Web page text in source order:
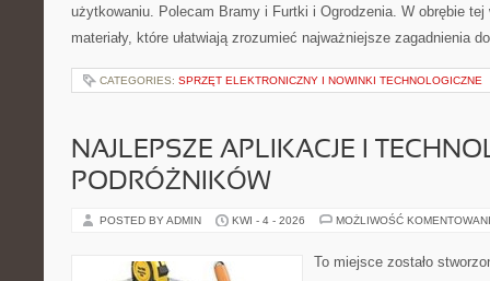
użytkowaniu. Polecam Bramy i Furtki i Ogrodzenia. W obrębie tej
materiały, które ułatwiają zrozumieć najważniejsze zagadnienia
CATEGORIES: SPRZĘT ELEKTRONICZNY I NOWINKI TECHNOLOGICZNE
NAJLEPSZE APLIKACJE I
PODRÓŻNIKÓW
POSTED BY ADMIN KWI - 4 - 2026 MOŻLIWOŚĆ
To miejsce zostało